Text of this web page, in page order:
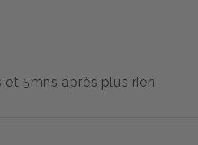
5mns après plus rien